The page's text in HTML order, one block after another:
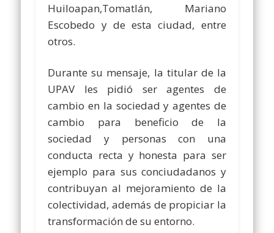
Huiloapan,Tomatlán, Mariano
Escobedo y de esta ciudad, entre
otros.
Durante su mensaje, la titular de la
UPAV les pidió ser agentes de
cambio en la sociedad y agentes de
cambio para beneficio de la
sociedad y personas con una
conducta recta y honesta para ser
ejemplo para sus conciudadanos y
contribuyan al mejoramiento de la
colectividad, además de propiciar la
transformación de su entorno.